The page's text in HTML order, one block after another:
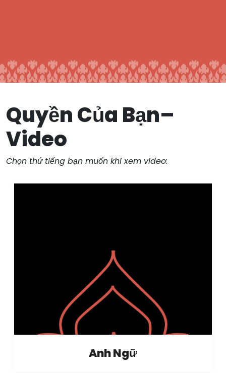
Quyền Của Bạn–
Video
Chọn thứ tiếng bạn muốn khi xem video:
Anh Ngữ